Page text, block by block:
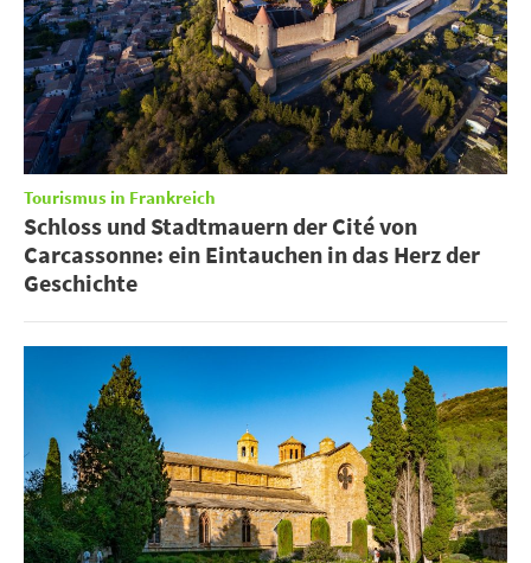
Tourismus in Frankreich
Schloss und Stadtmauern der Cité von
Carcassonne: ein Eintauchen in das Herz der
Geschichte